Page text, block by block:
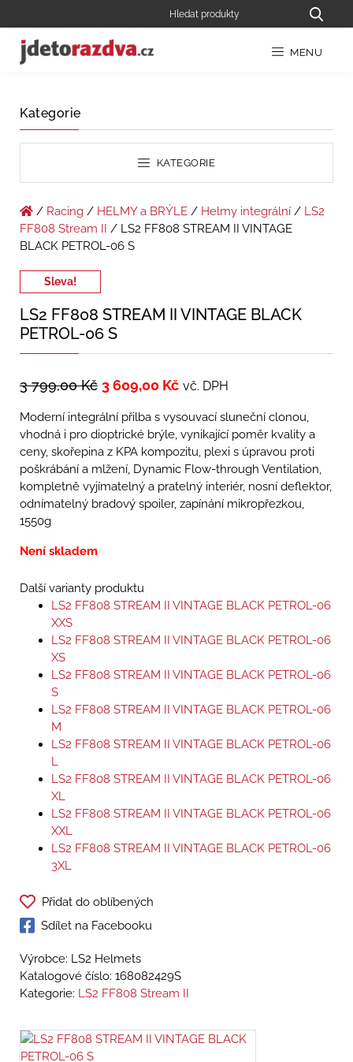
MENU
Kategorie
KATEGORIE
/ Racing / HELMY a BRÝLE / Helmy integrální / LS2
FF808 Stream II
/ LS2 FF808 STREAM II VINTAGE
BLACK PETROL-06 S
Sleva!
LS2 FF808 STREAM II VINTAGE BLACK
PETROL-06 S
3 799,00Kč 3 609,00 Kč vč. DPH
Moderní integrální přilba s vysouvací sluneční clonou,
vhodná i pro dioptrické brýle, vynikající poměr kvality a
ceny, skořepina z KPA kompozitu, plexi s úpravou proti
poškrábání a mlžení, Dynamic Flow-­through Ventilation,
kompletně vyjímatelný a pratelný interiér, nosní deflektor,
odnímatelný bradový spoiler, zapínání mikropřezkou,
1550g
Není skladem
Další varianty produktu
LS2 FF808 STREAM II VINTAGE BLACK PETROL-06
XXS
LS2 FF808 STREAM II VINTAGE BLACK PETROL-06
XS
LS2 FF808 STREAM II VINTAGE BLACK PETROL-06
S
LS2 FF808 STREAM II VINTAGE BLACK PETROL-06
M
LS2 FF808 STREAM II VINTAGE BLACK PETROL-06
L
LS2 FF808 STREAM II VINTAGE BLACK PETROL-06
XL
LS2 FF808 STREAM II VINTAGE BLACK PETROL-06
XXL
LS2 FF808 STREAM II VINTAGE BLACK PETROL-06
3XL
Přidat do oblíbených
Sdílet na Facebooku
Výrobce: LS2 Helmets
Katalogové číslo: 168082429S
Kategorie: LS2 FF808 Stream II